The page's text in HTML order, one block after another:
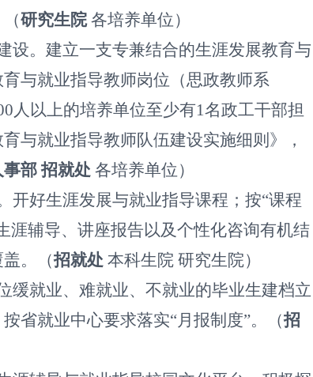
研究生院 各培养单位）
设。建立一支专兼结合的生涯发展教育与
与就业指导教师岗位（思政教师系
人以上的培养单位至少有1名政工干部担
与就业指导教师队伍建设实施细则》，
事部 招就处 各培养单位）
开好生涯发展与就业指导课程；按“课程
涯辅导、讲座报告以及个性化咨询有机结
。（招就处 本科生院 研究生院）
缓就业、难就业、不就业的毕业生建档立
省就业中心要求落实“月报制度”。（招